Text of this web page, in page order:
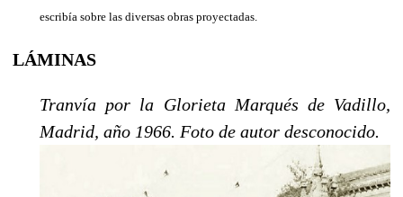
escribía sobre las diversas obras pro­yectadas.
LÁMINAS
Tranvía por la Glorieta Marqués de Vadillo,
Madrid, año 1966. Foto de autor desconocido.